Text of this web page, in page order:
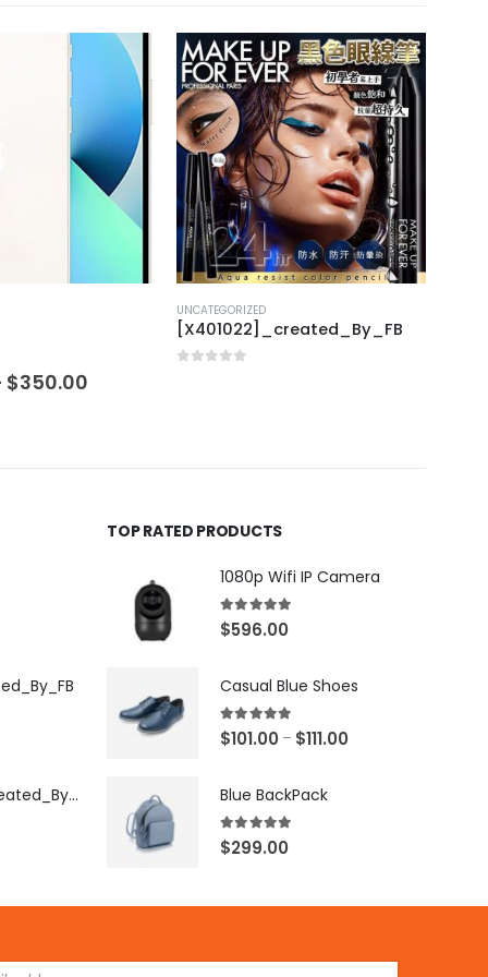
$350.00
UNCATEGORIZED
[X401022]_created_By_FB
[X503248Z]_Created_By_FB
TOP RATED PRODUCTS
1080p Wifi IP Camera
5.00out of 5
$596.00
Casual Blue Shoes
5.00 out of 5
$101.00 – $111.00
Blue BackPack
5.00out of 5
$299.00